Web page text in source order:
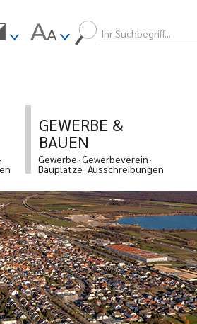
GEWERBE &
BAUEN
Gewerbe Gewerbeverein
Bauplätze Ausschreibungen